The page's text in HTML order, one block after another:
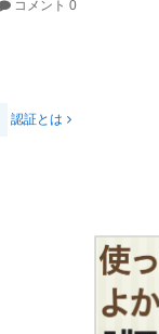
コメント 0
認証とは